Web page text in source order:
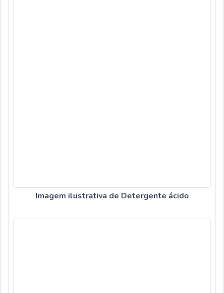
Imagem ilustrativa de Detergente ácido